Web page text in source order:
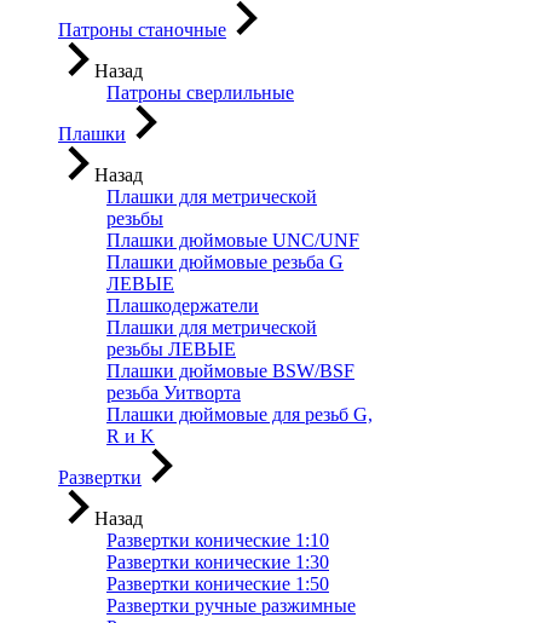
Патроны станочные
Назад
Патроны сверлильные
Плашки
Назад
Плашки для метрической
резьбы
Плашки дюймовые UNC/UNF
Плашки дюймовые резьба G
ЛЕВЫЕ
Плашкодержатели
Плашки для метрической
резьбы ЛЕВЫЕ
Плашки дюймовые BSW/BSF
резьба Уитворта
Плашки дюймовые для резьб G,
R и K
Развертки
Назад
Развертки конические 1:10
Развертки конические 1:30
Развертки конические 1:50
Развертки ручные разжимные